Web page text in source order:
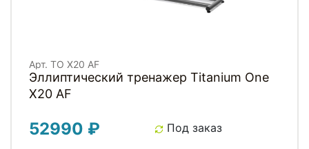
Арт. TO X20 AF
Эллиптический тренажер Titanium One
X20 AF
52990 ₽ Под заказ